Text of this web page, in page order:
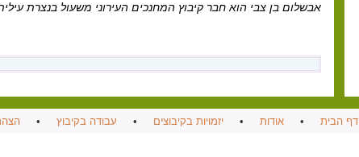
אבשלום בן צבי הוא חבר קיבוץ המחנכים העירוני משעול בנצרת
דף הבית •אודות •יזמויות בקיבוצים • עבודה בקיבוץ •